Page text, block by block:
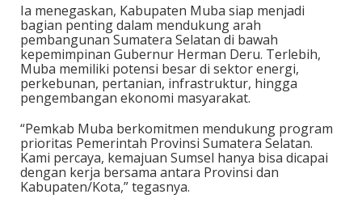
Ia menegaskan, Kabupaten Muba siap menjadi
bagian penting dalam mendukung arah
pembangunan Sumatera Selatan di bawah
kepemimpinan Gubernur Herman Deru. Terlebih,
Muba memiliki potensi besar di sektor energi,
perkebunan, pertanian, infrastruktur, hingga
pengembangan ekonomi masyarakat.
“Pemkab Muba berkomitmen mendukung program
prioritas Pemerintah Provinsi Sumatera Selatan.
Kami percaya, kemajuan Sumsel hanya bisa dicapai
dengan kerja bersama antara Provinsi dan
Kabupaten/Kota,” tegasnya.